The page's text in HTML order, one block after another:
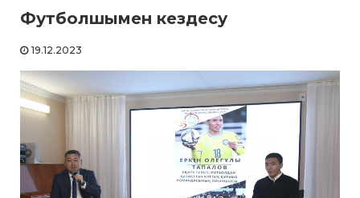
Футболшымен кездесу
19.12.2023